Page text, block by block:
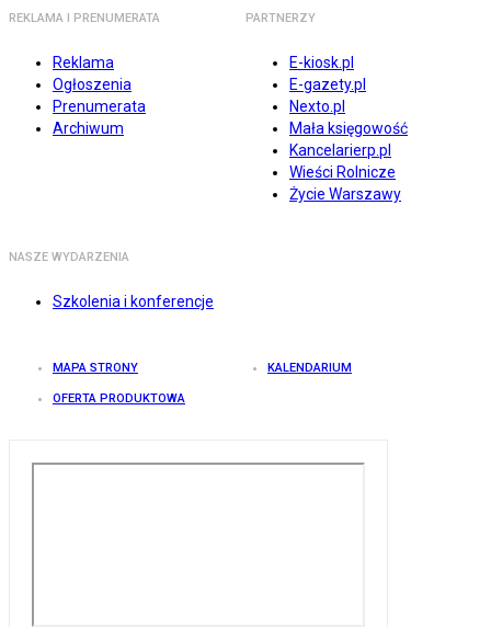
REKLAMA I PRENUMERATA
Reklama
Ogłoszenia
Prenumerata
Archiwum
PARTNERZY
E-kiosk.pl
E-gazety.pl
Nexto.pl
Mała księgowość
Kancelarierp.pl
Wieści Rolnicze
Życie Warszawy
NASZE WYDARZENIA
Szkolenia i konferencje
MAPA STRONY KALENDARIUM
OFERTA PRODUKTOWA